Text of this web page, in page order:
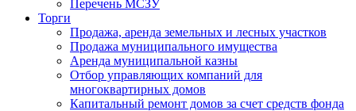
Перечень МСЗУ
Торги
Продажа, аренда земельных и лесных участков
Продажа муниципального имущества
Аренда муниципальной казны
Отбор управляющих компаний для
многоквартирных домов
Капитальный ремонт домов за счет средств фонда